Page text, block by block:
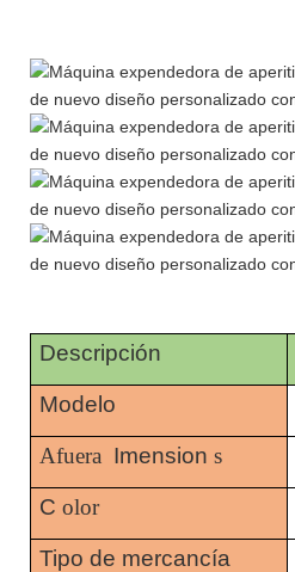
Descripción
Modelo
Afuera Imensions
C olor
Tipo de mercancía